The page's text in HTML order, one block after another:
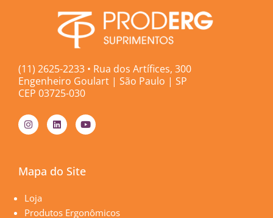
(11) 2625-2233 • Rua dos Artífices, 300
Engenheiro Goulart | São Paulo | SP
CEP 03725-030
I
n
s
r
a
L
i
n
i
n
Y
o
u
e
Mapa do Site
Loja
Produtos Ergonômicos